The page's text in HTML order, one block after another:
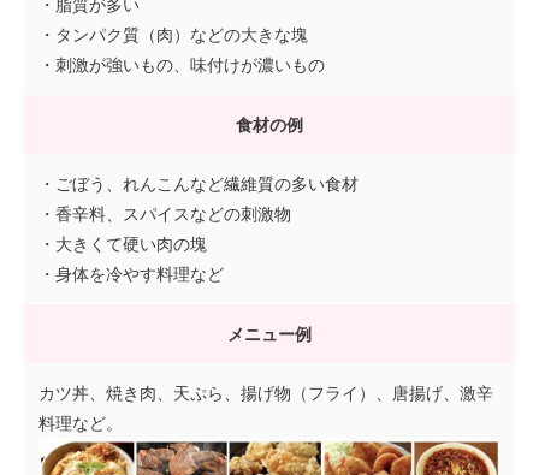
・脂質が多い
・タンパク質（肉）などの大きな塊
・刺激が強いもの、味付けが濃いもの
食材の例
・ごぼう、れんこんなど繊維質の多い食材
・香辛料、スパイスなどの刺激物
・大きくて硬い肉の塊
・身体を冷やす料理など
メニュー例
カツ丼、焼き肉、天ぷら、揚げ物（フライ）、唐揚げ、激辛
料理など。